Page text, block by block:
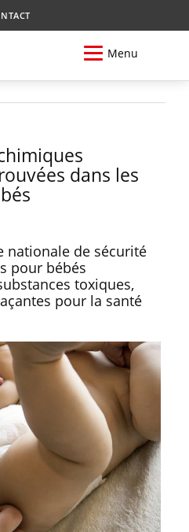
Menu
dans les
nationale de sécurité
pour bébés
toxiques,
pour la santé